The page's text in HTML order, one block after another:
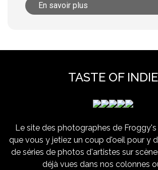
En savoir plus
TASTE OF INDIE
Le site des photographes de
que vous y jetiez un coup d'oeil pour y
de séries de photos d'artistes sur
déjà vues dans nos colonnes